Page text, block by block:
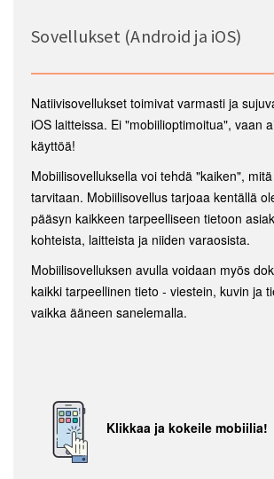
Sovellukset (Android ja iOS)
Natiivisovellukset toimivat varmasti ja
iOS laitteissa. Ei "mobiilioptimoitua", vaan
käyttöä!
Mobiilisovelluksella voi tehdä "kaiken",
tarvitaan. Mobiilisovellus tarjoaa kentällä
pääsyn kaikkeen tarpeelliseen tietoon
kohteista, laitteista ja niiden varaosista.
Mobiilisovelluksen avulla voidaan myös
kaikki tarpeellinen tieto - viestein, kuvin ja
vaikka ääneen sanelemalla.
Klikkaa ja kokeile mobiilia!